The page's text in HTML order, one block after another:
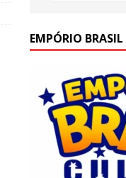
EMPÓRIO